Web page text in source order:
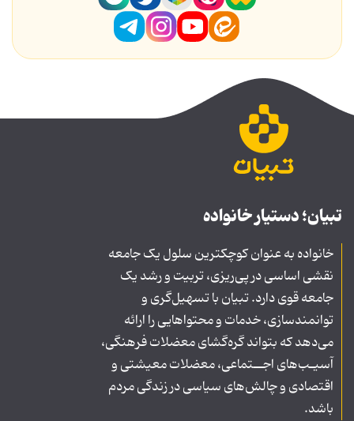
تبیان؛ دستیار خانواده
خانواده به عنوان کوچکترین سلول یک جامعه
نقشی اساسی در پی‌ریزی، تربیت و رشد یک
جامعه قوی دارد. تبیان با تسهیل‌گری و
توانمندسازی، خدمات و محتواهایی را ارائه
می‌دهد که بتواند گره‌گشای معضلات فرهنگی،
آسیـب‌های اجــتماعی، معضلات معیشتی و
اقتصادی و چالش‌های سیاسی در زندگی مردم
باشد.